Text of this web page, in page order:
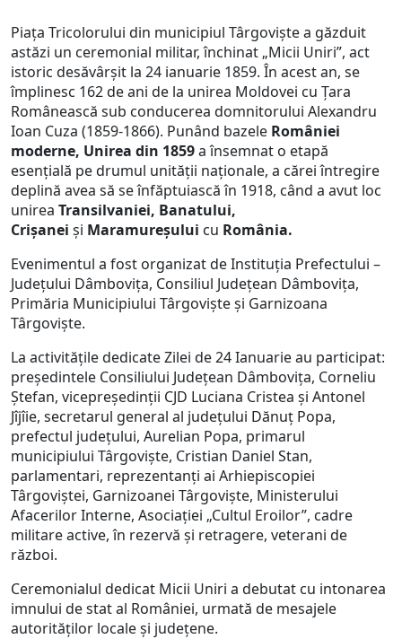
Piața Tricolorului din municipiul Târgoviște a găzduit
astăzi un ceremonial militar, închinat „Micii Uniri”, act
istoric desăvârșit la 24 ianuarie 1859. În acest an, se
împlinesc 162 de ani de la unirea Moldovei cu Ţara
Românească sub conducerea domnitorului Alexandru
Ioan Cuza (1859-1866). Punând bazele României
moderne, Unirea din 1859a însemnat o etapă
esenţială pe drumul unităţii naţionale, a cărei întregire
deplină avea să se înfăptuiască în 1918, când a avut loc
unirea Transilvaniei, Banatului,
Crișanei și Maramureșului cu România.
Evenimentul a fost organizat de Instituția Prefectului –
Județului Dâmbovița, Consiliul Județean Dâmbovița,
Primăria Municipiului Târgoviște și Garnizoana
Târgoviște.
La activitățile dedicate Zilei de 24 Ianuarie au participat:
președintele Consiliului Județean Dâmbovița, Corneliu
Ștefan, vicepreședinții CJD Luciana Cristea și Antonel
Jîjîie, secretarul general al județului Dănuț Popa,
prefectul județului, Aurelian Popa, primarul
municipiului Târgoviște, Cristian Daniel Stan,
parlamentari, reprezentanți ai Arhiepiscopiei
Târgoviștei, Garnizoanei Târgoviște, Ministerului
Afacerilor Interne, Asociației „Cultul Eroilor”, cadre
militare active, în rezervă și retragere, veterani de
război.
Ceremonialul dedicat Micii Uniri a debutat cu intonarea
imnului de stat al României, urmată de mesajele
autorităților locale și județene.